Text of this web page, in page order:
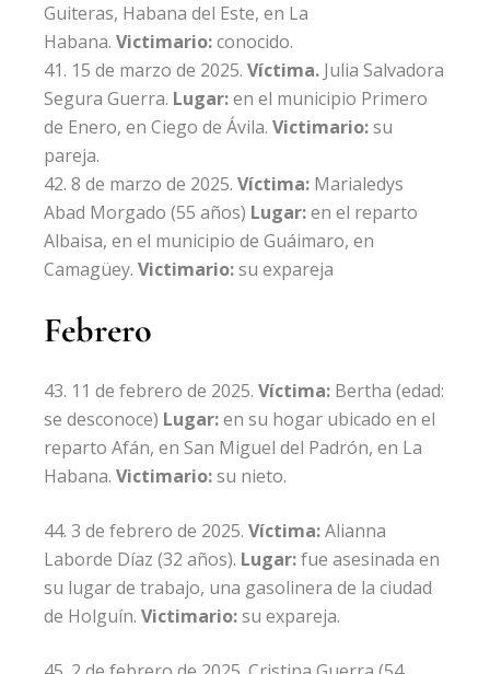
Guiteras, Habana del Este, en La
Habana.Victimario:conocido.
15 de marzo de 2025. Víctima. Julia Salvadora
Segura Guerra. Lugar:en el municipio Primero
de Enero, en Ciego de Ávila.Victimario:su
pareja.
8 de marzo de 2025.Víctima: Marialedys
Abad Morgado (55 años) Lugar:en el reparto
Albaisa, en el municipio de Guáimaro, en
Camagüey.Victimario:su expareja
Febrero
11 de febrero de 2025.Víctima: Bertha (edad:
se desconoce) Lugar:en su hogar ubicado en el
reparto Afán, en San Miguel del Padrón, en La
Habana.Victimario:su nieto.
3 de febrero de 2025.Víctima:Alianna
Laborde Díaz (32 años). Lugar:fue asesinada en
su lugar de trabajo, una gasolinera de la ciudad
de Holguín.Victimario:su expareja.